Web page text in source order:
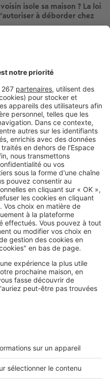
isole sa maison ? La loi
à déborder chez
depuis votre
de vacances : ce que vous
droit de faire
le dimanche : ce que
a le droit de faire… ou